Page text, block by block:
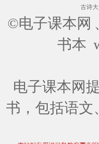
古诗
©电子课本网
书本
电子课本网
书，包括语文